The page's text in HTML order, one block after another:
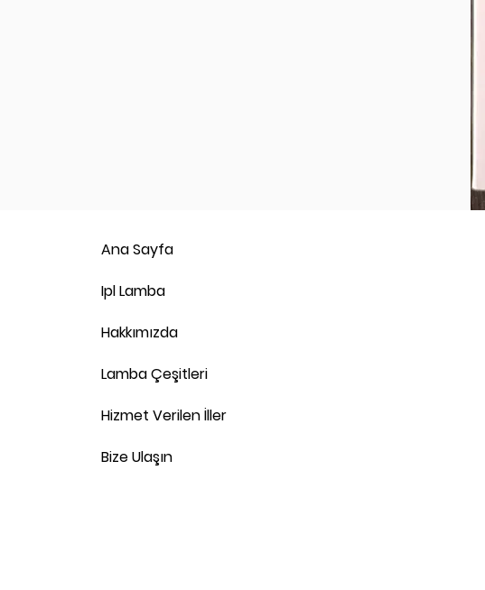
Ana Sayfa
Ipl Lamba
Hakkımızda
Lamba Çeşitleri
Hizmet Verilen İller
Bize Ulaşın